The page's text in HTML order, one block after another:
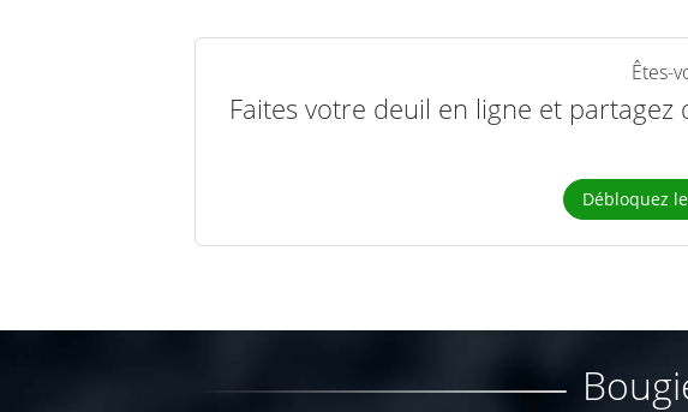
Êtes-
Faites votre deuil en ligne et partagez
Débloquez